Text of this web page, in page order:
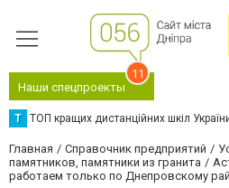
Наши спецпроекты
11
Т ТОП кращих дистанційних шкіл
Главная Справочник предприятий
памятников, памятники из гранита
работаем только по Днепровскому